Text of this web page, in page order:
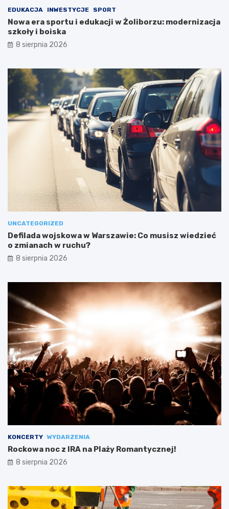
EDUKACJA INWESTYCJE SPORT
Nowa era sportu i edukacji w Żoliborzu: modernizacja
szkoły i boiska
8 sierpnia 2026
UNCATEGORIZED
Defilada wojskowa w Warszawie: Co musisz wiedzieć
o zmianach w ruchu?
8 sierpnia 2026
KONCERTY WYDARZENIA
Rockowa noc z IRA na Plaży Romantycznej!
8 sierpnia 2026